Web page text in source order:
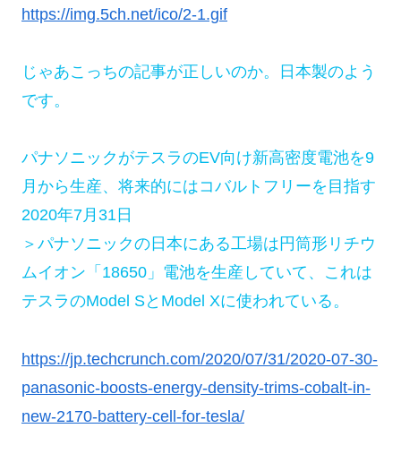
https://img.5ch.net/ico/2-1.gif
じゃあこっちの記事が正しいのか。日本製のよう
です。
パナソニックがテスラのEV向け新高密度電池を9
月から生産、将来的にはコバルトフリーを目指す
2020年7月31日
＞パナソニックの日本にある工場は円筒形リチウ
ムイオン「18650」電池を生産していて、これは
テスラのModel SとModel Xに使われている。
https://jp.techcrunch.com/2020/07/31/2020-07-30-
panasonic-boosts-energy-density-trims-cobalt-in-
new-2170-battery-cell-for-tesla/